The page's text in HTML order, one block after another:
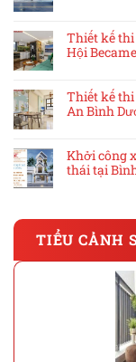
Thiết kế
Hội
Thiết kế
An Bình
Khởi công
thái tại
TIỂU CẢNH